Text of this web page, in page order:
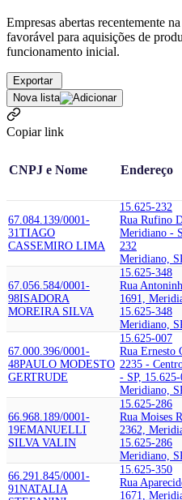
Empresas abertas recentemente
favorável para aquisições de
funcionamento inicial.
Exportar
Nova lista
Copiar link
CNPJ e Nome Endereço
67.084.139/0001-
31TIAGO
CASSEMIRO LIMA
15.625-232
Rua Rufino
Meridiano -
232
Meridiano,
67.056.584/0001-
98ISADORA
MOREIRA SILVA
15.625-348
Rua
1691,
15.625-348
Meridiano,
67.000.396/0001-
48PAULO MODESTO
GERTRUDE
15.625-007
Rua Ernesto
2235 -
- SP,
Meridiano,
66.968.189/0001-
19EMANUELLI
SILVA VALIN
15.625-286
Rua Moises
2362,
15.625-286
Meridiano,
66.291.845/0001-
91NATALIA
15.625-350
Rua
1671,